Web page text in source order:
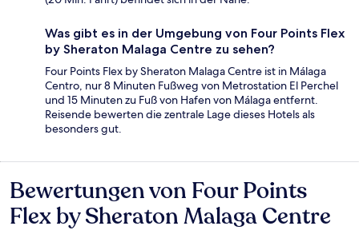
Was gibt es in der Umgebung von Four Points Flex
by Sheraton Malaga Centre zu sehen?
Four Points Flex by Sheraton Malaga Centre ist in Málaga
Centro, nur 8 Minuten Fußweg von Metrostation El Perchel
und 15 Minuten zu Fuß von Hafen von Málaga entfernt.
Reisende bewerten die zentrale Lage dieses Hotels als
besonders gut.
Bewertungen
Bewertungen von Four Points
Flex by Sheraton Malaga Centre